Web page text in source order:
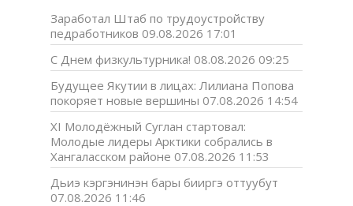
Заработал Штаб по трудоустройству
педработников 09.08.2026 17:01
С Днем физкультурника! 08.08.2026 09:25
Будущее Якутии в лицах: Лилиана Попова
покоряет новые вершины 07.08.2026 14:54
XI Молодёжный Суглан стартовал:
Молодые лидеры Арктики собрались в
Хангаласском районе 07.08.2026 11:53
Дьиэ кэргэнинэн бары бииргэ оттуубут
07.08.2026 11:46